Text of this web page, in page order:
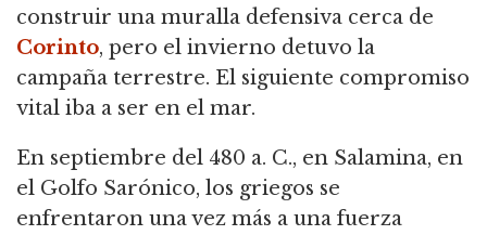
construir una muralla defensiva cerca de
Corinto, pero el invierno detuvo la
campaña terrestre. El siguiente compromiso
vital iba a ser en el mar.
En septiembre del 480 a. C., en Salamina, en
el Golfo Sarónico, los griegos se
enfrentaron una vez más a una fuerza